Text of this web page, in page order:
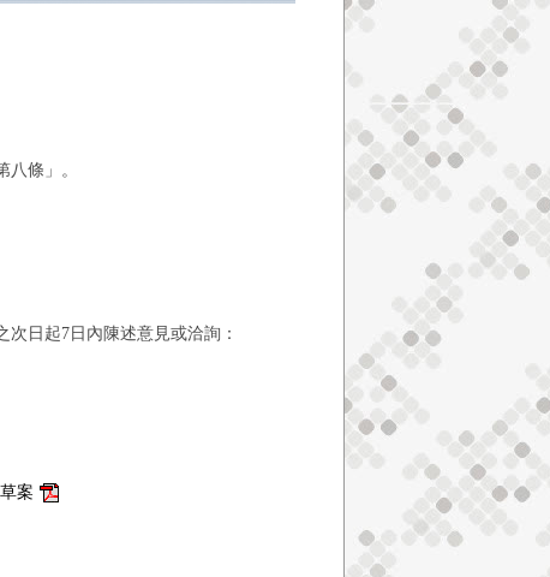
條」。
日起7日內陳述意見或洽詢：
案